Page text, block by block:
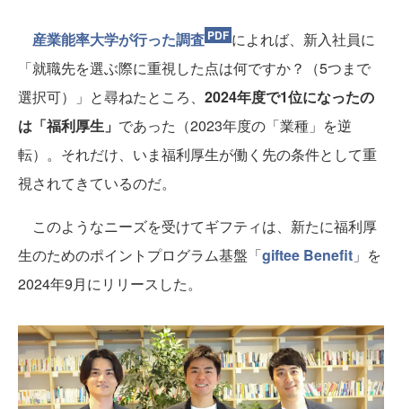
産業能率大学が行った調査
によれば、新入社員に
「就職先を選ぶ際に重視した点は何ですか？（5つまで
選択可）」と尋ねたところ、 2024年度で1位になったの
は「福利厚生」 であった（2023年度の「業種」を逆
転）。それだけ、いま福利厚生が働く先の条件として重
視されてきているのだ。
このようなニーズを受けてギフティは、新たに福利厚
生のためのポイントプログラム基盤「giftee Benefit 」を
2024年9月にリリースした。